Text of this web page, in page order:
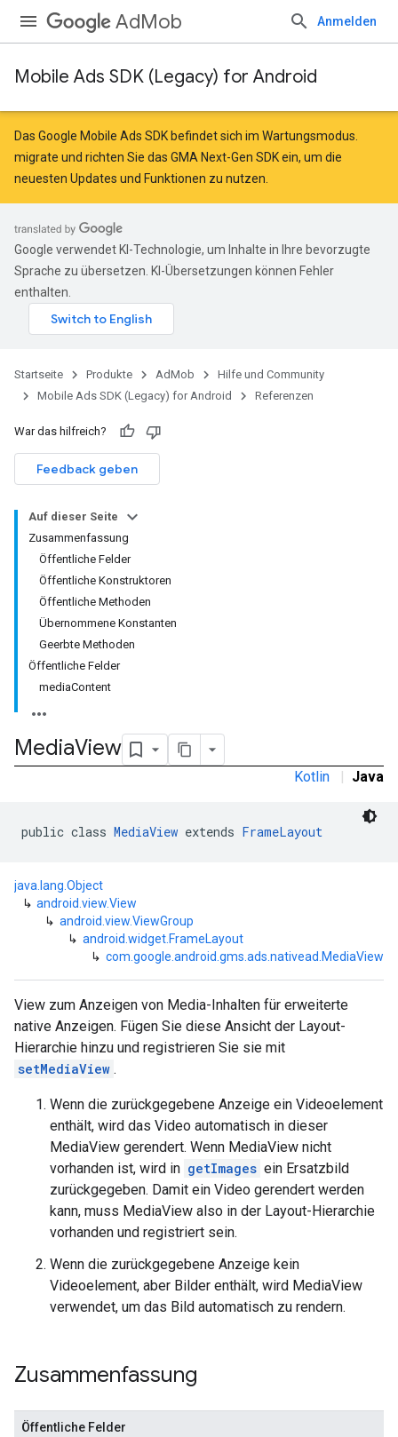
AdMob Anmelden
Mobile Ads SDK (Legacy) for Android
Das Google Mobile Ads SDK befindet sich im Wartungsmodus.
migrate und richten Sie das GMA Next-Gen SDK ein, um die
neuesten Updates und Funktionen zu nutzen.
Google verwendet KI-Technologie, um Inhalte in Ihre bevorzugte
Sprache zu übersetzen. KI-Übersetzungen können Fehler
enthalten.
Startseite Produkte AdMob
Hilfe und Community
Mobile Ads SDK (Legacy) for Android
Referenzen
War das hilfreich?
Feedback geben
Auf dieser Seite
Zusammenfassung
Öffentliche Felder
Öffentliche Konstruktoren
Öffentliche Methoden
Übernommene Konstanten
Geerbte Methoden
Öffentliche Felder
mediaContent
MediaView
Kotlin | Java
public class MediaView extends FrameLayout
java.lang.Object
↳ android.view.View
↳ android.view.ViewGroup
↳ android.widget.FrameLayout
↳ com.google.android.gms.ads.nativead.MediaView
View zum Anzeigen von Media-Inhalten für erweiterte
native Anzeigen. Fügen Sie diese Ansicht der Layout-
Hierarchie hinzu und registrieren Sie sie mit
setMediaView .
Wenn die zurückgegebene Anzeige ein Videoelement
enthält, wird das Video automatisch in dieser
MediaView gerendert. Wenn MediaView nicht
vorhanden ist, wird in getImages ein Ersatzbild
zurückgegeben. Damit ein Video gerendert werden
kann, muss MediaView also in der Layout-Hierarchie
vorhanden und registriert sein.
Wenn die zurückgegebene Anzeige kein
Videoelement, aber Bilder enthält, wird MediaView
verwendet, um das Bild automatisch zu rendern.
Zusammenfassung
Öffentliche Felder